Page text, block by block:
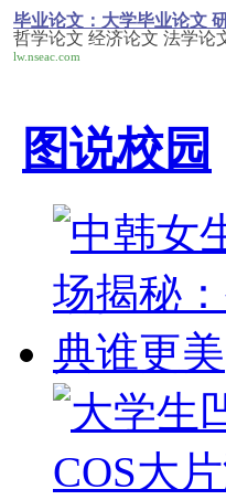
毕业论文：大学毕业论文
哲学论文 经济论文 法学论
lw.nseac.com
图说校园